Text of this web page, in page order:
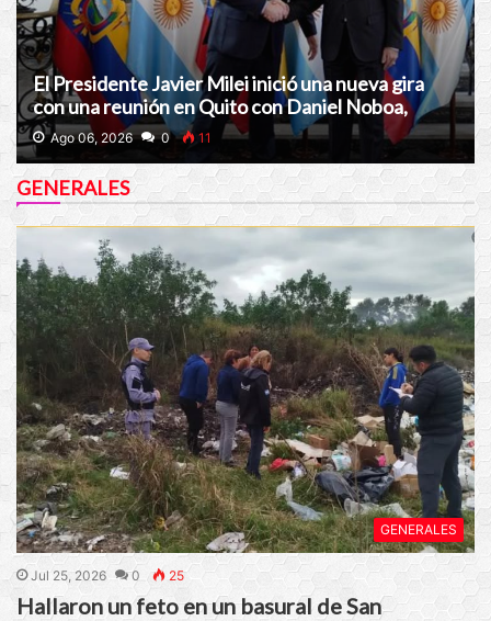
El Presidente Javier Milei inició una nueva gira
con una reunión en Quito con Daniel Noboa,
presidente de Ecuador
Ago 06, 2026 0 11
GENERALES
GENERALES
Jul 25, 2026 0 25
Hallaron un feto en un basural de San